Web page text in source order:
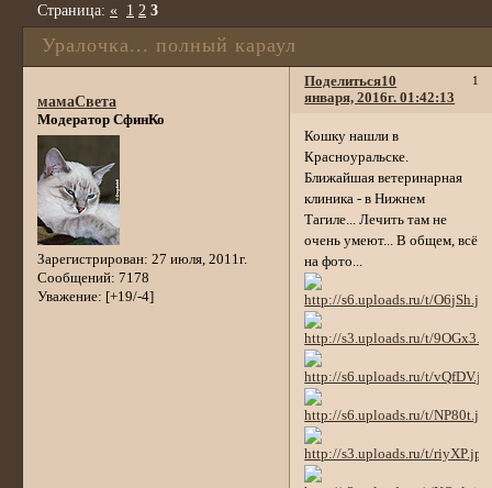
Уралочка... полный караул
Страница:« 1 2 3
Поделиться 1
10
января, 2016г. 01:42:13
мамаСвета
Модератор СфинКо
Зарегистрирован: 27 июля, 2011г.
Сообщений: 7178
Уважение: [+19/-4]
Кошку нашли в
Красноуральске.
Ближайшая ветеринарная
клиника - в Нижнем
Тагиле... Лечить там не
очень умеют... В общем, всё
на фото...